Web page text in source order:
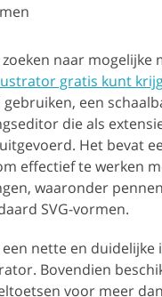
naar mogelijke
gratis kunt
gebruiken, een
die als
Het bevat
effectief te werken
waaronder
SVG-vormen.
een nette en
Bovendien
voor meer